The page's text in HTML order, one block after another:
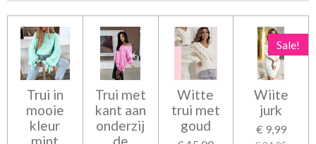
Trui in
mooie
kleur
mint
Trui met
kant aan
onderzij
de
Witte
trui met
goud
Sale!
Wiite
jurk
€ 9,99